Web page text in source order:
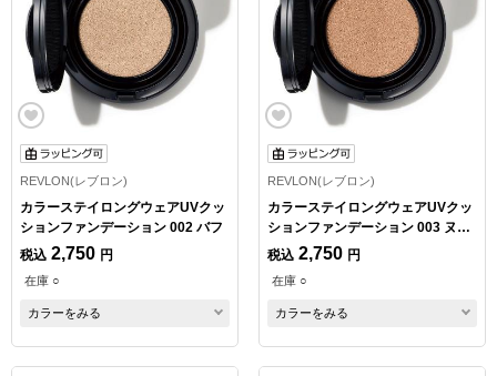
REVLON(レブロン)
カラーステイロングウェアUVクッ
ションファンデーション 002 バフ
税込 2,750 円
在庫 ○
カラーをみる
REVLON(レブロン)
カラーステイロングウェアUVクッ
ションファンデーション 003 ヌー
ド
税込 2,750 円
在庫 ○
カラーをみる